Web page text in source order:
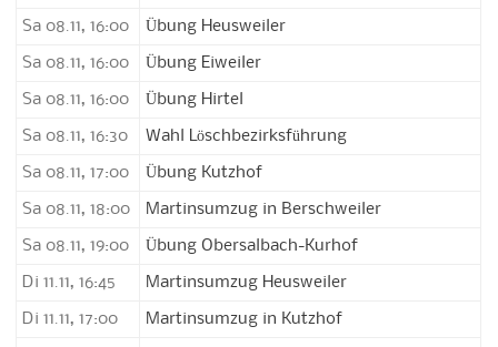
Sa 08.11, 16:00 Übung Heusweiler
Sa 08.11, 16:00 Übung Eiweiler
Sa 08.11, 16:00 Übung Hirtel
Sa 08.11, 16:30 Wahl Löschbezirksführung
Sa 08.11, 17:00 Übung Kutzhof
Sa 08.11, 18:00 Martinsumzug in Berschweiler
Sa 08.11, 19:00 Übung Obersalbach-Kurhof
Di 11.11, 16:45 Martinsumzug Heusweiler
Di 11.11, 17:00 Martinsumzug in Kutzhof